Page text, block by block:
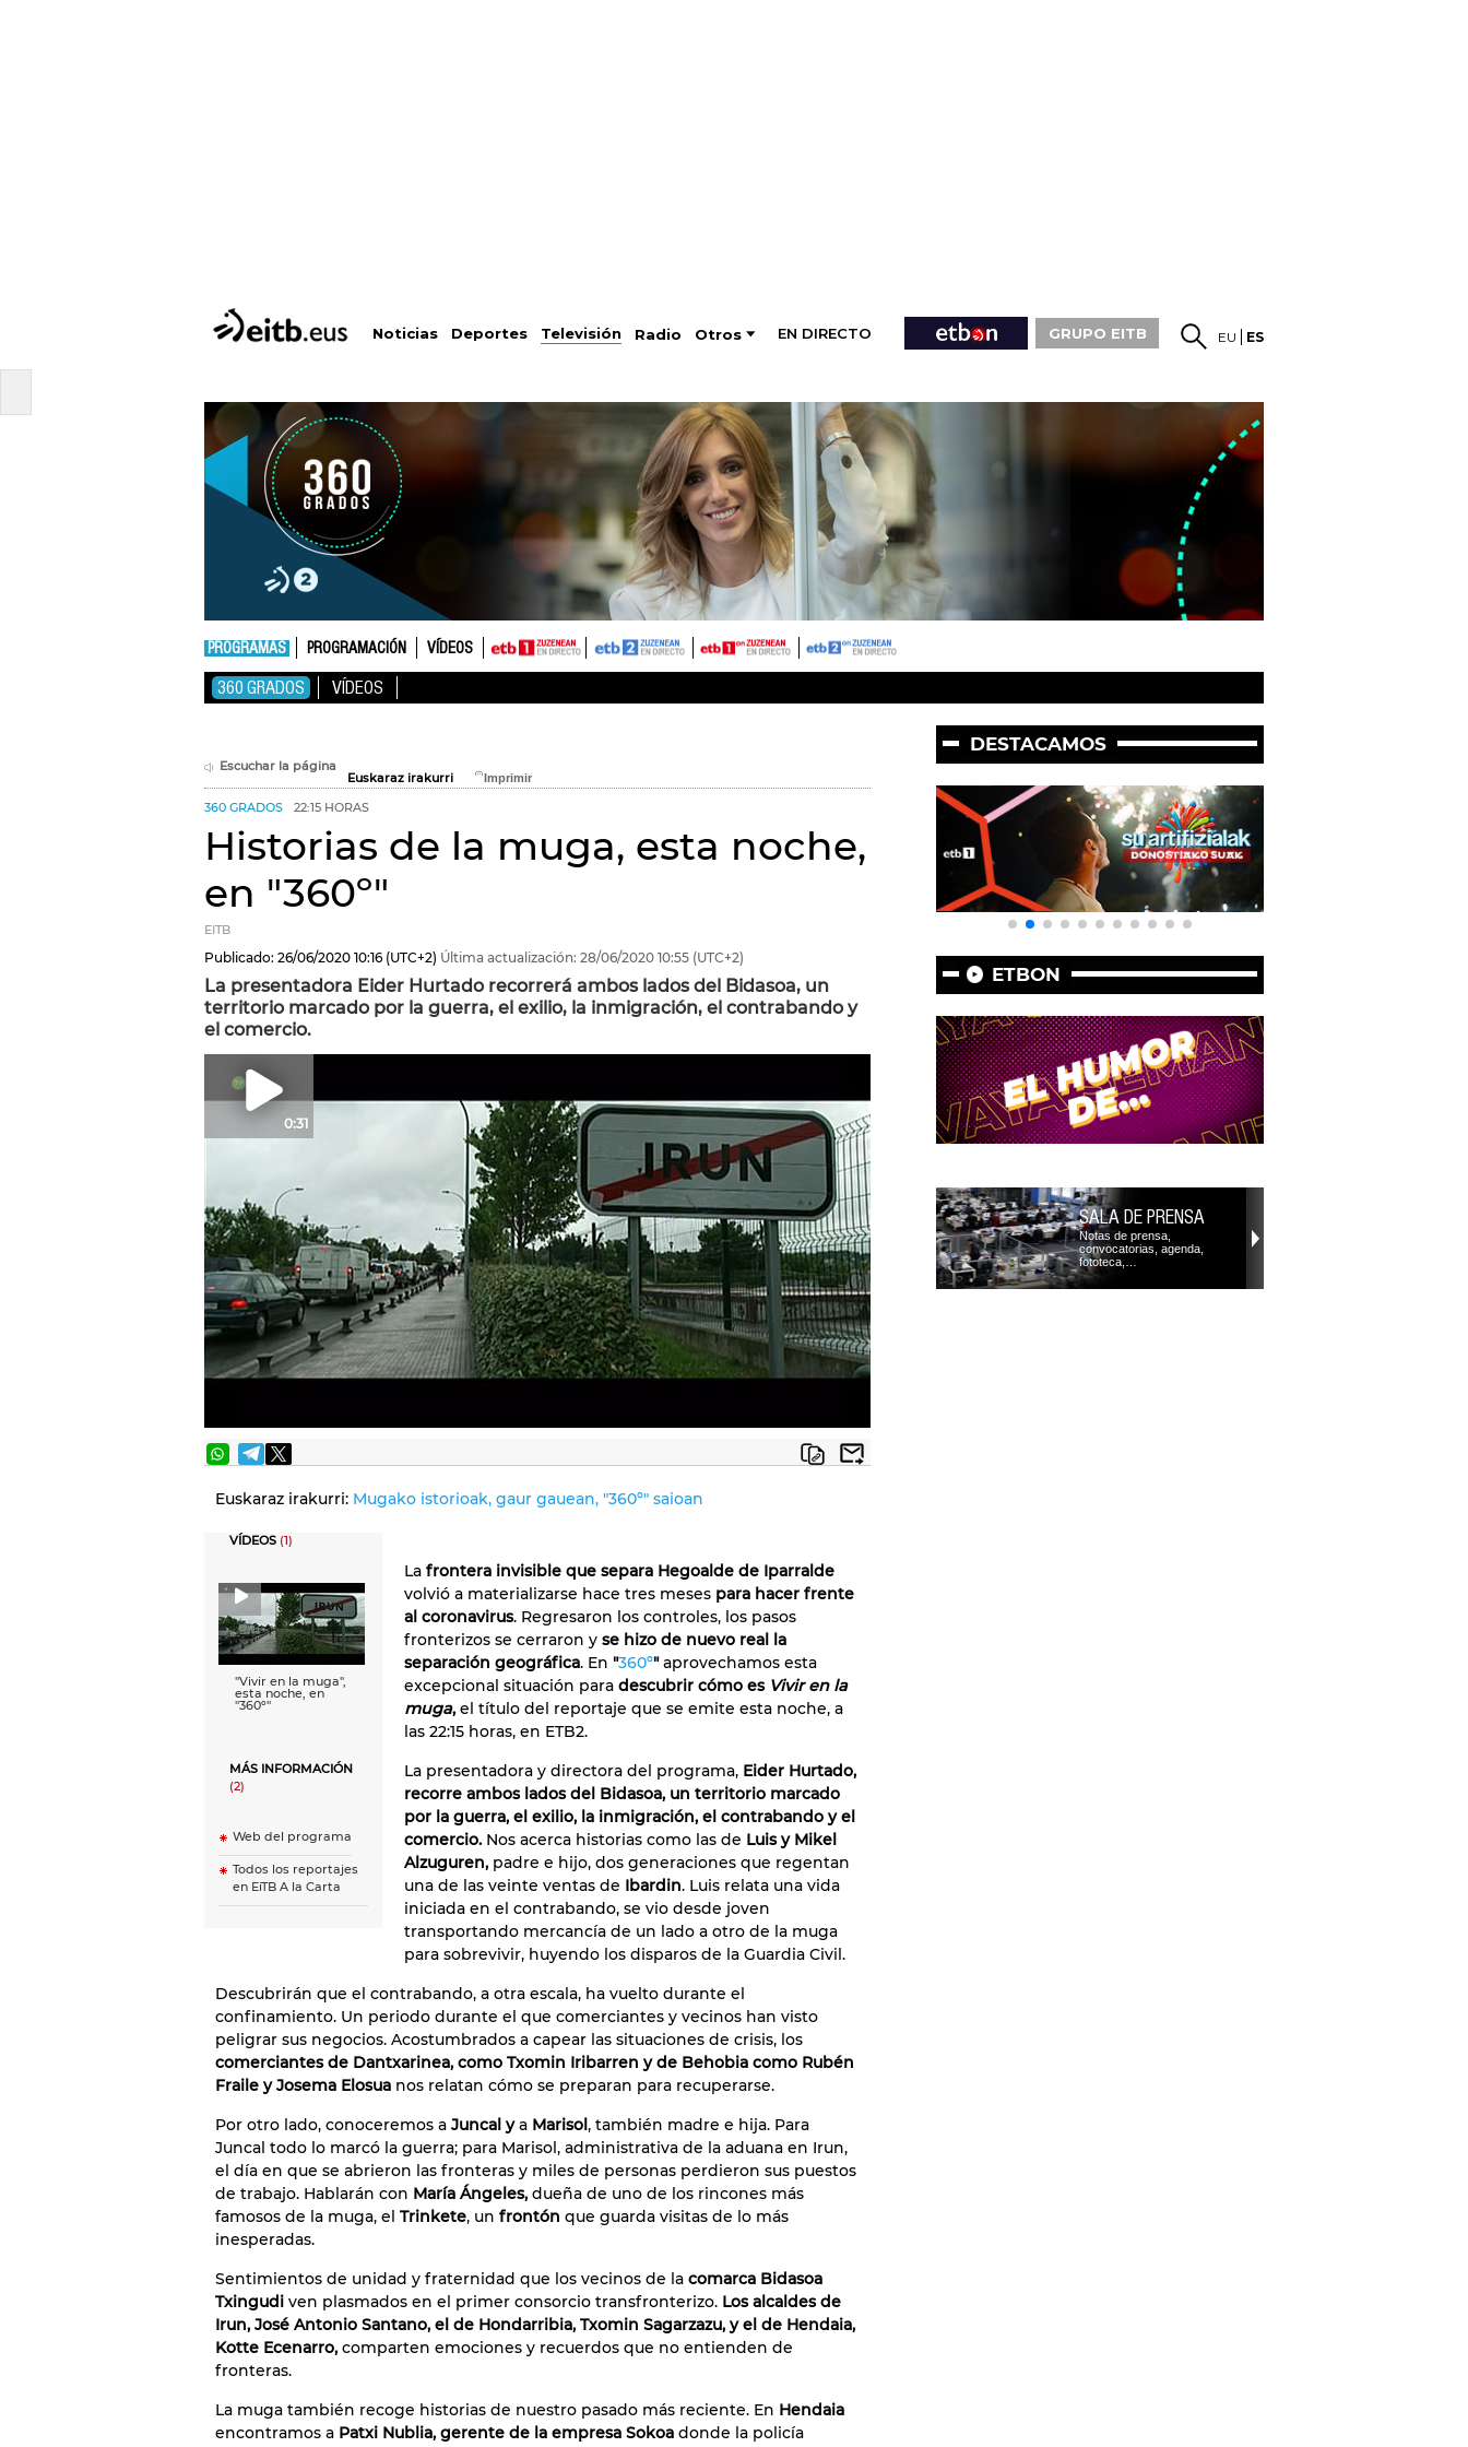
Noticias Deportes Televisión Radio Otros EN DIRECTO GRUPO EITB EU ES
PROGRAMAS PROGRAMACIÓN VÍDEOS
360 GRADOS VÍDEOS
Escuchar la página
Euskaraz irakurri
360 GRADOS 22:15 HORAS
Historias de la muga, esta noche,
en "360º"
EITB
Publicado: 26/06/2020 10:16 (UTC+2) Última actualización: 28/06/2020 10:55 (UTC+2)
La presentadora Eider Hurtado recorrerá ambos lados del Bidasoa, un
territorio marcado por la guerra, el exilio, la inmigración, el contrabando y
el comercio.
0:31
Euskaraz irakurri: Mugako istorioak, gaur gauean, "360º" saioan
VÍDEOS (1)
''Vivir en la muga'',
esta noche, en
''360º''
MÁS INFORMACIÓN
(2)
Web del programa
Todos los reportajes
en EiTB A la Carta
La frontera invisible que separa Hegoalde de Iparralde
volvió a materializarse hace tres meses para hacer frente
al coronavirus. Regresaron los controles, los pasos
fronterizos se cerraron y se hizo de nuevo real la
separación geográfica. En "360º"aprovechamos esta
excepcional situación para descubrir cómo es Vivir en la
muga, el título del reportaje que se emite esta noche, a
las 22:15 horas, en ETB2.
La presentadora y directora del programa, Eider Hurtado,
recorre ambos lados del Bidasoa, un territorio marcado
por la guerra, el exilio, la inmigración, el contrabando y el
comercio. Nos acerca historias como las de Luis y Mikel
Alzuguren, padre e hijo, dos generaciones que regentan
una de las veinte ventas de Ibardin. Luis relata una vida
iniciada en el contrabando, se vio desde joven
transportando mercancía de un lado a otro de la muga
para sobrevivir, huyendo los disparos de la Guardia Civil.
Descubrirán que el contrabando, a otra escala, ha vuelto durante el
confinamiento. Un periodo durante el que comerciantes y vecinos han visto
peligrar sus negocios. Acostumbrados a capear las situaciones de crisis, los
comerciantes de Dantxarinea, como Txomin Iribarren y de Behobia como Rubén
Fraile y Josema Elosua nos relatan cómo se preparan para recuperarse.
Por otro lado, conoceremos a Juncal ya Marisol, también madre e hija. Para
Juncal todo lo marcó la guerra; para Marisol, administrativa de la aduana en Irun,
el día en que se abrieron las fronteras y miles de personas perdieron sus puestos
de trabajo. Hablarán con María Ángeles, dueña de uno de los rincones más
famosos de la muga, el Trinkete, un frontón que guarda visitas de lo más
inesperadas.
Sentimientos de unidad y fraternidad que los vecinos de la comarca Bidasoa
Txingudi ven plasmados en el primer consorcio transfronterizo. Los alcaldes de
Irun, José Antonio Santano, el de Hondarribia, Txomin Sagarzazu, y el de Hendaia,
Kotte Ecenarro, comparten emociones y recuerdos que no entienden de
fronteras.
La muga también recoge historias de nuestro pasado más reciente. En Hendaia
encontramos a Patxi Nublia, gerente de la empresa Sokoa donde la policía
DESTACAMOS
ETBON
SALA DE PRENSA
Notas de prensa,
convocatorias, agenda,
fototeca,…